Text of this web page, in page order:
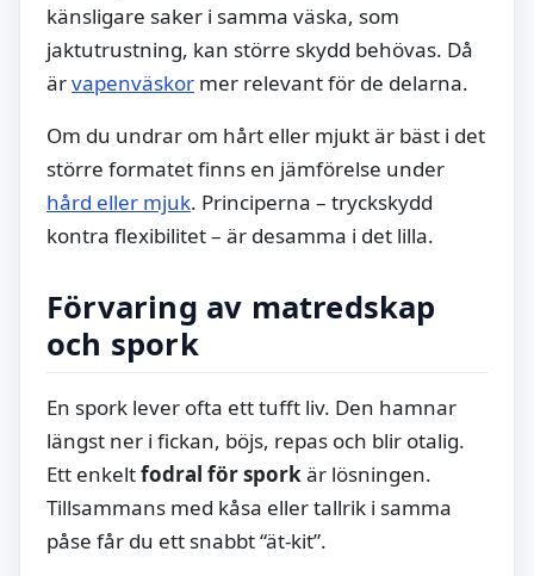
känsligare saker i samma väska, som
jaktutrustning, kan större skydd behövas. Då
ärvapenväskor mer relevant för de delarna.
Om du undrar om hårt eller mjukt är bäst i det
större formatet finns en jämförelse under
hård eller mjuk. Principerna – tryckskydd
kontra flexibilitet – är desamma i det lilla.
Förvaring av matredskap
och spork
En spork lever ofta ett tufft liv. Den hamnar
längst ner i fickan, böjs, repas och blir otalig.
Ett enkeltfodral för spork är lösningen.
Tillsammans med kåsa eller tallrik i samma
påse får du ett snabbt “ät-kit”.